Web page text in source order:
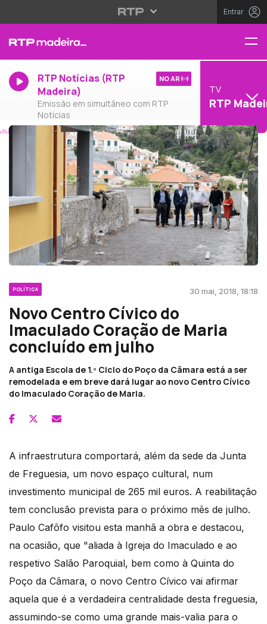
Entrar
RTP Notícias (RTP
Madeira)
Emissão em simultâneo com RTP
Notícias
NO AR
TV
RTP
POLÍTICA 30 mai, 2018, 18:18
Novo Centro Cívico do
Imaculado Coração de Maria
concluído em julho
A antiga Escola de 1.º Ciclo do Poço da Câmara está a ser
remodelada e em breve dará lugar ao novo Centro Cívico
do Imaculado Coração de Maria.
A infraestrutura comportará, além da sede da Junta
de Freguesia, um novo espaço cultural, num
investimento municipal de 265 mil euros. A reabilitação
tem conclusão prevista para o próximo mês de julho.
Paulo Cafôfo visitou esta manhã a obra e destacou,
na ocasião, que "aliada à Igreja do Imaculado e ao
respetivo Salão Paroquial, bem como à Quinta do
Poço da Câmara, o novo Centro Cívico vai afirmar
aquela que é a verdadeira centralidade desta freguesia,
assumindo-se como uma grande mais-valia para o